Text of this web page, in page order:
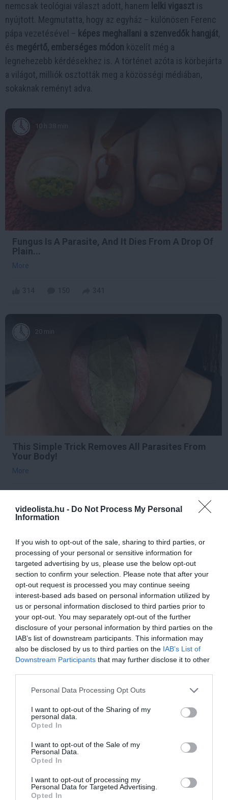
videolista.hu - Do Not Process My Personal
Information
If you wish to opt-out of the sale, sharing to third parties, or
processing of your personal or sensitive information for
targeted advertising by us, please use the below opt-out
section to confirm your selection. Please note that after your
opt-out request is processed you may continue seeing
interest-based ads based on personal information utilized by
us or personal information disclosed to third parties prior to
your opt-out. You may separately opt-out of the further
disclosure of your personal information by third parties on the
IAB’s list of downstream participants. This information may
also be disclosed by us to third parties on the IAB’s List of
Downstream Participants that may further disclose it to other
Please note that this website/app uses one or more Google
not limited to your visit or usage behaviour. You may click to
grant or deny consent to Google and its third-party tags to
use your data for below specified purposes in below Google
consent section.
Personal Data Processing Opt Outs
I want to opt-out of the Sharing of my
personal data.
Opted In
I want to opt-out of the Sale of my
Personal Data.
Opted In
I want to opt-out of processing my
Personal Data for Targeted Advertising.
Opted In
nemcsak teológiai választ adott, hanem lelki vigaszt is
nyújtott. Megmutatta, hogy az egyház – különösen Ferenc
pápa vezetésével – képes meghallani a szenvedők hangját,
és megértő, emberséges módon közelít még a
legnehezebb kérdésekhez is. A történet azóta is körbejárta
a világot, milliók osztották meg a közösségi médiában,
sokaknak reményt adva.
10 h 38 min
Fungus Is A Parasite, And It Dies From A Drop Of
Plain...
More
20 min
This Simple Trick Removes All Parasites From
Your Body!
More
Fungus Dries Up And Falls Off After The First
Use
More
3 h 24 min